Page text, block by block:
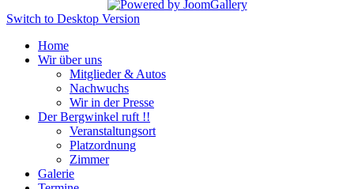
Switch to Desktop Version
Home
Wir über uns
Mitglieder & Autos
Nachwuchs
Wir in der Presse
Der Bergwinkel ruft !!
Veranstaltungsort
Platzordnung
Zimmer
Galerie